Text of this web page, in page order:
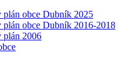
plán obce Dubník 2025
plán obce Dubník 2016-2018
plán 2006